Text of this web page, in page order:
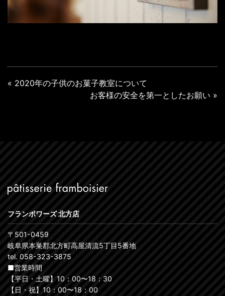
« 2020年の子供のお菓子教室について
お客様の安全を第一としたお願い »
フランボワーズ 北方店
〒501-0459
岐阜県本巣郡北方町高屋清流5丁目5番地
tel. 058-323-3875
■営業時間
【平日・土曜】10：00〜18：30
【日・祝】10：00〜18：00